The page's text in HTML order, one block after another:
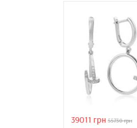
39011 грн 55730 грн